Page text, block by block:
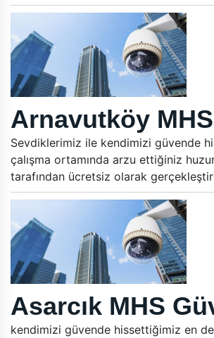
Arnavutköy
Sevdiklerimiz ile kendimizi güvende
çalışma ortamında arzu ettiğiniz
tarafından ücretsiz olarak
Asarcık MHS
kendimizi güvende hissettiğimiz en